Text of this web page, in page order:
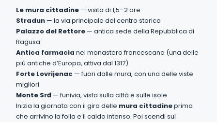
Le mura cittadine — visita di 1,5–2 ore
Stradun — la via principale del centro storico
Palazzo del Rettore — antica sede della Repubblica di
Ragusa
Antica farmacia nel monastero francescano (una delle
più antiche d’Europa, attiva dal 1317)
Forte Lovrijenac — fuori dalle mura, con una delle viste
migliori
Monte Srđ — funivia, vista sulla città e sulle isole
Inizia la giornata con il giro delle mura cittadineprima
che arrivino la folla e il caldo intenso. Poi scendi sul